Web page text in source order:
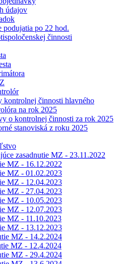
údajov
podujatia po 22 hod.
činnosti
kontrolnej činnosti hlavného
na rok 2025
o kontrolnej činnosti za rok 2025
stanoviská z roku 2025
zasadnutie MZ - 23.11.2022
MZ - 16.12.2022
MZ - 01.02.2023
MZ - 12.04.2023
MZ - 27.04.2023
MZ - 10.05.2023
MZ - 12.07.2023
MZ - 11.10.2023
MZ - 13.12.2023
MZ - 14.2.2024
MZ - 12.4.2024
MZ - 29.4.2024